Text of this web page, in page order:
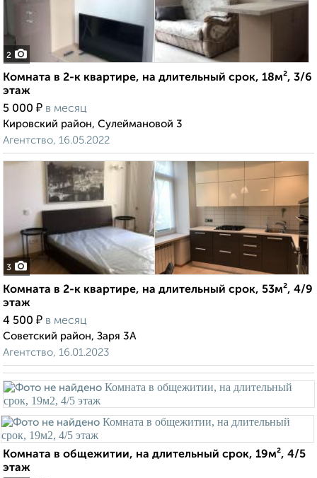
2
Комната в 2-к квартире, на длительный срок, 18м², 3/6
этаж
5 000 ₽ в месяц
Кировский район, Сулеймановой 3
Агентство, 16.05.2022
3
Комната в 2-к квартире, на длительный срок, 53м², 4/9
этаж
4 500 ₽ в месяц
Советский район, Заря 3А
Агентство, 16.01.2023
Комната в общежитии, на длительный срок, 19м², 4/5
этаж